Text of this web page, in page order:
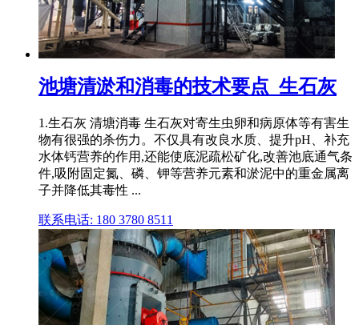
池塘清淤和消毒的技术要点_生石灰
1.生石灰 清塘消毒 生石灰对寄生虫卵和病原体等有害生
物有很强的杀伤力。不仅具有改良水质、提升pH、补充
水体钙营养的作用,还能使底泥疏松矿化,改善池底通气条
件,吸附固定氮、磷、钾等营养元素和淤泥中的重金属离
子并降低其毒性 ...
联系电话: 180 3780 8511